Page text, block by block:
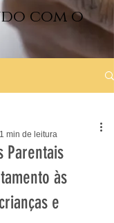
com o
Parentais
às
e
1 min de leitura